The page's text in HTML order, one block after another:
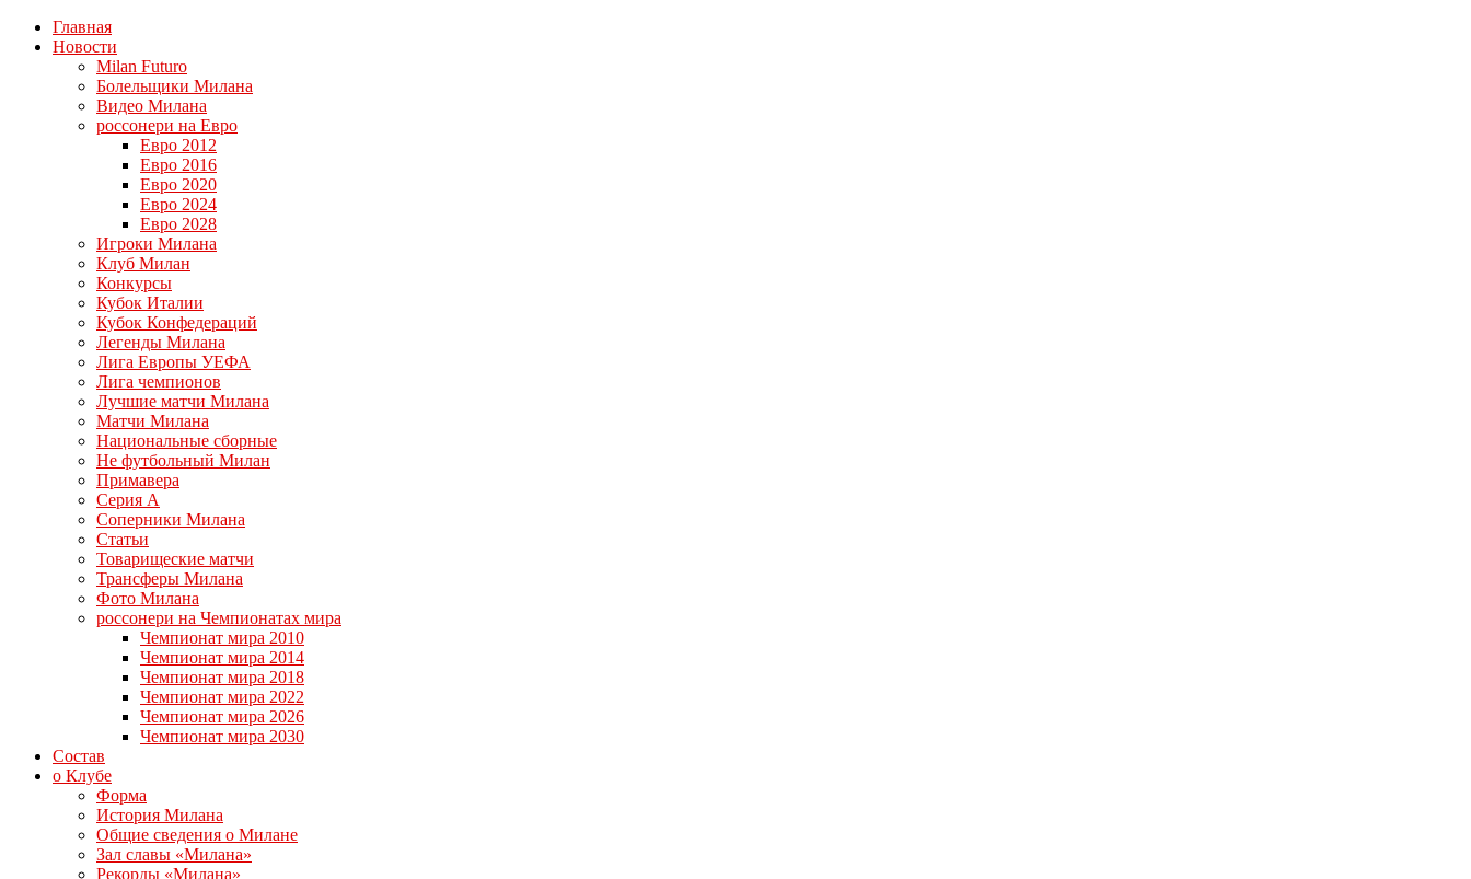
Главная
Новости
Milan Futuro
Болельщики Милана
Видео Милана
россонери на Евро
Евро 2012
Евро 2016
Евро 2020
Евро 2024
Евро 2028
Игроки Милана
Клуб Милан
Конкурсы
Кубок Италии
Кубок Конфедераций
Легенды Милана
Лига Европы УЕФА
Лига чемпионов
Лучшие матчи Милана
Матчи Милана
Национальные сборные
Не футбольный Милан
Примавера
Серия А
Соперники Милана
Статьи
Товарищеские матчи
Трансферы Милана
Фото Милана
россонери на Чемпионатах мира
Чемпионат мира 2010
Чемпионат мира 2014
Чемпионат мира 2018
Чемпионат мира 2022
Чемпионат мира 2026
Чемпионат мира 2030
Состав
о Клубе
Форма
История Милана
Общие сведения о Милане
Зал славы «Милана»
Рекорды «Милана»